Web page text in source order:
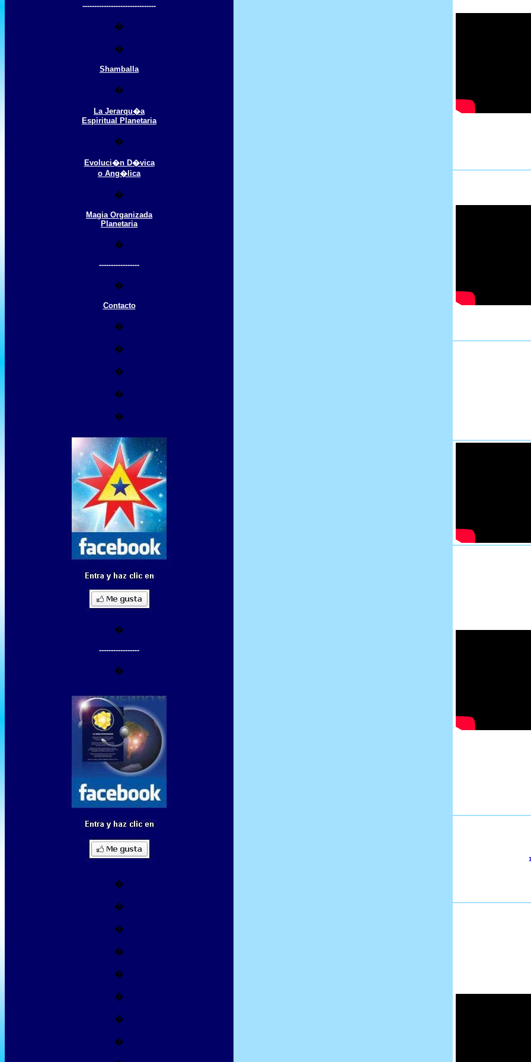
-------------------------------
�
�
Shamballa
�
La Jerarqu�a
Espiritual Planetaria
�
Evoluci�n D�vica
o Ang�lica
�
Magia Organizada
Planetaria
�
-----------------
�
Contacto
�
�
�
�
�
�
-----------------
�
�
�
�
�
�
�
�
�